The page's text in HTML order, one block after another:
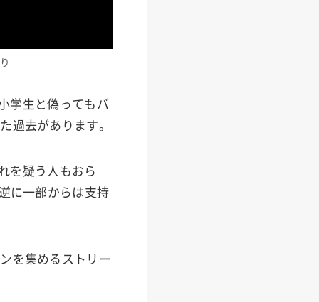
学生と偽ってもバ
過去があります。
を疑う人もおら
に一部からは支持
を集めるストリー